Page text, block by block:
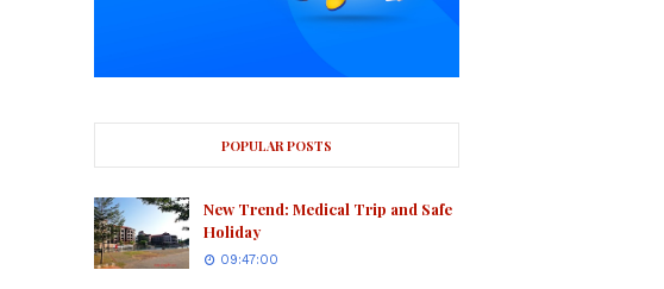
POPULAR POSTS
New Trend: Medical Trip and Safe
Holiday
09:47:00